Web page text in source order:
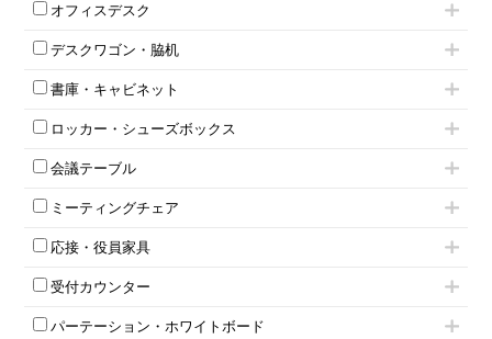
肘無しチェア
役員チェア
高級チェア（多機能チェア）
オフィスチェアその他
オフィスデスク
フリーアドレスデスク（ベンチデスク）
昇降デスク
オフィスデスクその他
両袖机
デスクワゴン・脇机
インワゴン2段
インワゴン3段
脇机
ワゴンその他
書庫・キャビネット
ハイキャビネット
ローキャビネット
両開きキャビネット
スチールキャビネット
上下連結キャビネット
軽量ラック（スチールラック）
収納家具その他
両開書庫
ロッカー・シューズボックス
1人用ロッカー
2人用ロッカー
3人用ロッカー
4人用ロッカー
5人用ロッカー
8人用ロッカー
多人数ロッカー
会議テーブル
スタッキングテーブル
ネスティングテーブル
幕板付テーブル
カウンターテーブル
T字脚テーブル
ミーティングチェア
キャスター付きミーティングチェア
スタッキングミーティングチェア
テーブル付きミーティングチェア
ネスティングミーティングチェア
折りたたみミーティングチェア
応接・役員家具
応接セット
応接ソファ
応接チェア
受付カウンター
パーテーション・ホワイトボード